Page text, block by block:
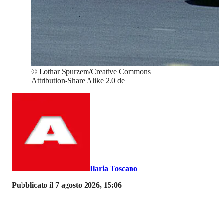
© Lothar Spurzem/Creative Commons
Attribution-Share Alike 2.0 de
Ilaria Toscano
Pubblicato il 7 agosto 2026, 15:06